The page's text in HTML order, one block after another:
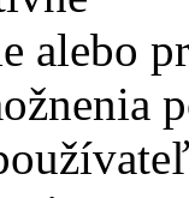
alebo